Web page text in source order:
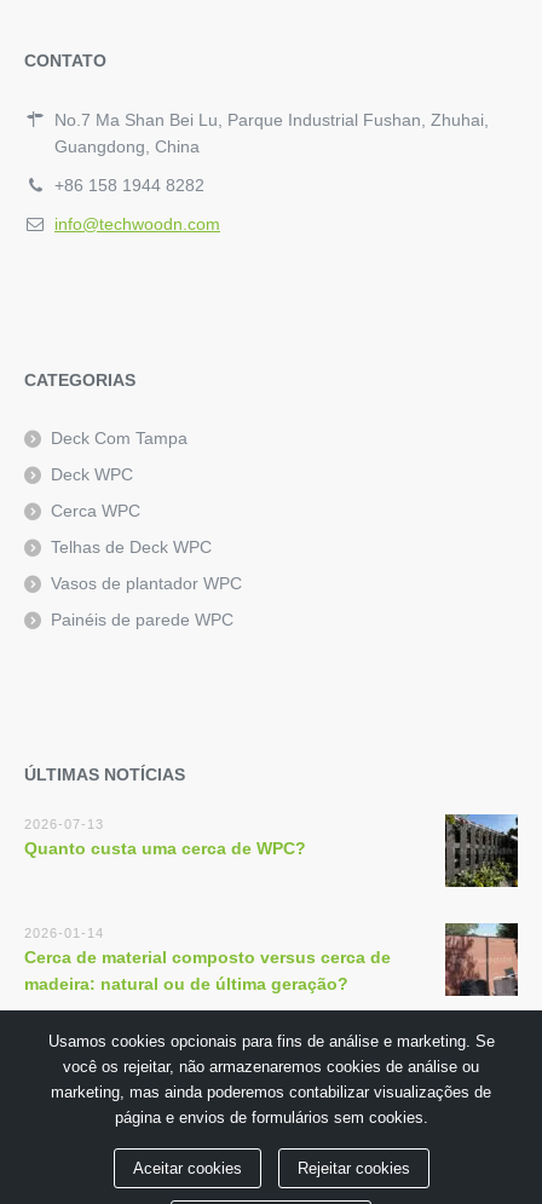
CONTATO
No.7 Ma Shan Bei Lu, Parque Industrial Fushan, Zhuhai,
Guangdong, China
+86 158 1944 8282
info@techwoodn.com
CATEGORIAS
Deck Com Tampa
Deck WPC
Cerca WPC
Telhas de Deck WPC
Vasos de plantador WPC
Painéis de parede WPC
ÚLTIMAS NOTÍCIAS
2026-07-13
Quanto custa uma cerca de WPC?
2026-01-14
Cerca de material composto versus cerca de
madeira: natural ou de última geração?
Copyright © 2018 por GuangDong TECHWOODN Co.,Ltd
Usamos cookies opcionais para fins de análise e marketing. Se
você os rejeitar, não armazenaremos cookies de análise ou
marketing, mas ainda poderemos contabilizar visualizações de
página e envios de formulários sem cookies.
Aceitar cookies Rejeitar cookies